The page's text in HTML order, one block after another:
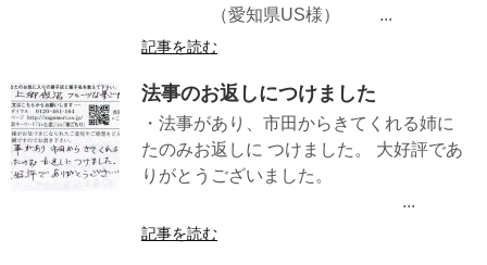
（愛知県US様） ...
記事を読む
法事のお返しにつけました
・法事があり、市田からきてくれる姉に
たのみお返しに つけました。 大好評であ
りがとうございました。
...
記事を読む